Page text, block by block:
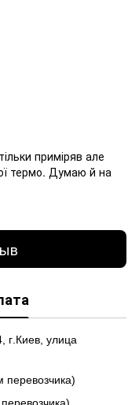
приміряв але
термо. Думаю й на
г .Киев, улица